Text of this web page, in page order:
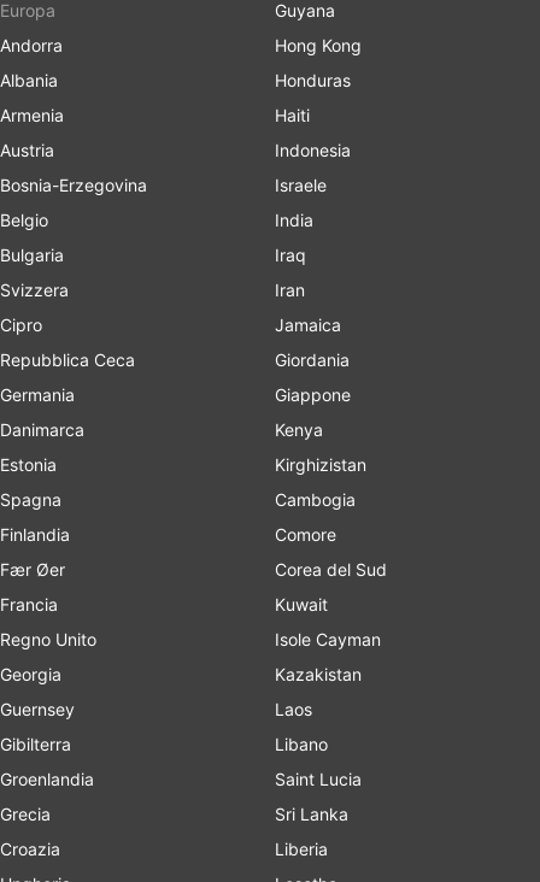
Europa
Andorra
Albania
Armenia
Austria
Bosnia-Erzegovina
Belgio
Bulgaria
Svizzera
Cipro
Repubblica Ceca
Germania
Danimarca
Estonia
Spagna
Finlandia
Fær Øer
Francia
Regno Unito
Georgia
Guernsey
Gibilterra
Groenlandia
Grecia
Croazia
Guyana
Hong Kong
Honduras
Haiti
Indonesia
Israele
India
Iraq
Iran
Jamaica
Giordania
Giappone
Kenya
Kirghizistan
Cambogia
Comore
Corea del Sud
Kuwait
Isole Cayman
Kazakistan
Laos
Libano
Saint Lucia
Sri Lanka
Liberia